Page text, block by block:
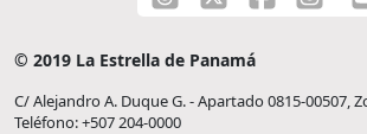
© 2019 La Estrella de Panamá
C/ Alejandro A. Duque G. - Apartado 0815-00507,
Teléfono: +507 204-0000